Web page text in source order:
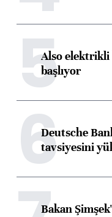
5Also elektrikli
başlıyor
6Deutsche
tavsiyesini
Bakan